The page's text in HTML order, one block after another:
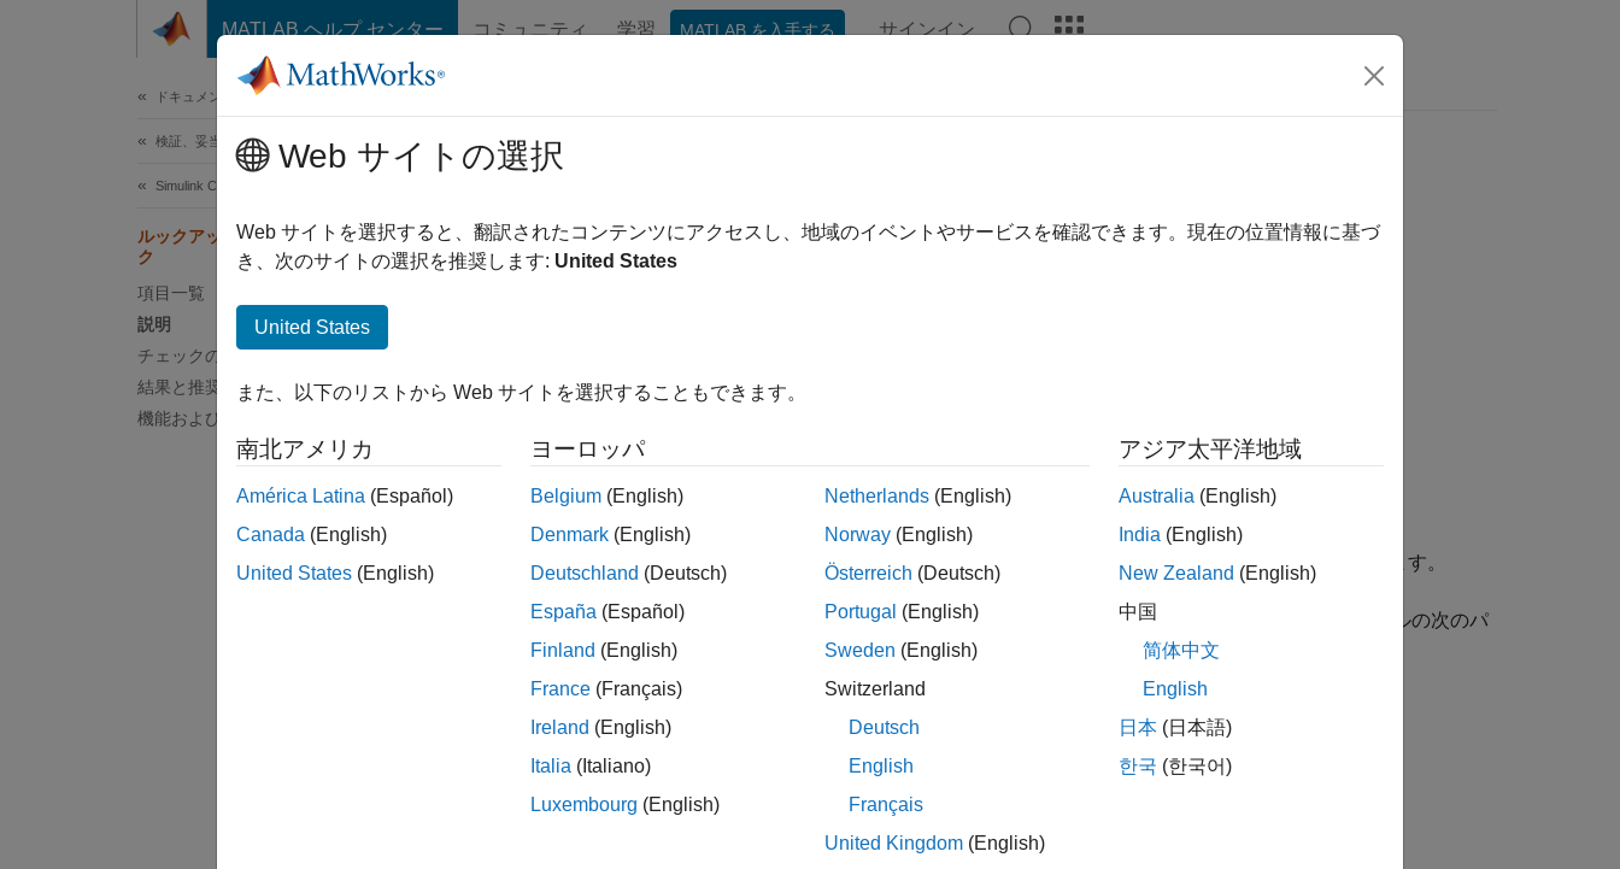
コンテンツへスキップ
MATLAB ヘルプ センター コミュニティ 学習 MATLAB を入手する サインイン
ドキュメンテーションのホーム
検証、妥当性確認、テスト
Simulink Check
ルックアップ テーブルの使用をチェッ
ク
項目一覧
説明
チェックのパラメーター化
結果と推奨アクション
機能および制限事項
ルックアップ テーブルの使用をチェック
チェック ID: mathworks.jmaab.jc_0626
JMAAB v5.1
JMAAB v6.0
予期しない結果を防ぐために、ルックアップ テーブルのパラメーター設定が正しいかどうかをチェックします。
値が対応する推奨事項に準拠していることを確認するために、n-D Lookup (1-D、2-D、および n-D) テーブルの次のパ
ラメーターをチェックします。
ExtrapMethod
Web サイトの選択
Web サイトを選択すると、翻訳されたコンテンツにアクセスし、地域のイベントやサービスを確認できます。現在の位置情報に基づ
き、次のサイトの選択を推奨します: United States
United States
また、以下のリストから Web サイトを選択することもできます。
南北アメリカ
América Latina (Español)
Canada (English)
United States (English)
ヨーロッパ
Belgium (English)
Denmark (English)
Deutschland (Deutsch)
España (Español)
Finland (English)
France (Français)
Ireland (English)
Italia (Italiano)
Luxembourg (English)
Netherlands (English)
Norway (English)
Österreich (Deutsch)
Portugal (English)
Sweden (English)
Switzerland
Deutsch
English
Français
United Kingdom (English)
アジア太平洋地域
Australia (English)
India (English)
New Zealand (English)
中国
简体中文
English
日本 (日本語)
한국 (한국어)